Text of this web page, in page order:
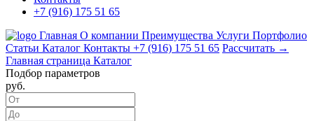
+7 (916) 175 51 65
Главная О компании Преимущества Услуги Портфолио
Статьи Каталог Контакты +7 (916) 175 51 65 Рассчитать →
Главная страница Каталог
Подбор параметров
руб.